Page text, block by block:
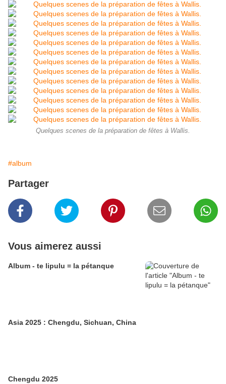
Quelques scenes de la préparation de fêtes à Wallis.
#album
Partager
Vous aimerez aussi
Album - te lipulu = la pétanque
Asia 2025 : Chengdu, Sichuan, China
Chengdu 2025